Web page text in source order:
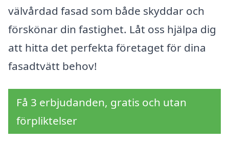
välvårdad fasad som både skyddar och
förskönar din fastighet. Låt oss hjälpa dig
att hitta det perfekta företaget för dina
fasadtvätt behov!
Få 3 erbjudanden, gratis och utan
förpliktelser